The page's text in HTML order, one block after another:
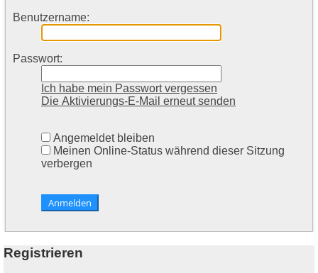
Benutzername:
Passwort:
Ich habe mein Passwort vergessen
Die Aktivierungs-E-Mail erneut senden
Angemeldet bleiben
Meinen Online-Status während dieser Sitzung
verbergen
Registrieren